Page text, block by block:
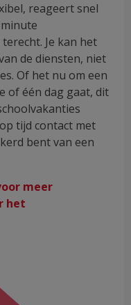
reageert snel
Je kan het
de diensten, niet
Of het nu om een
of één dag gaat, dit
tijd contact met
bent van een
meer
het